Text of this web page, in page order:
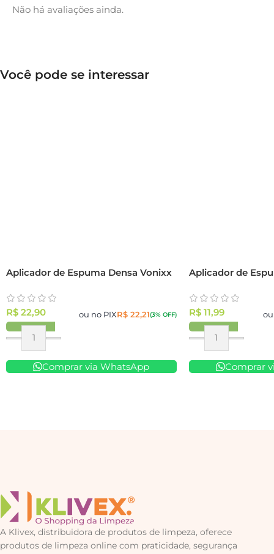
Não há avaliações ainda.
Você pode se interessar
Aplicador de Espuma Densa Vonixx
R$ 22,90 ou no PIXR$22,21(3% OFF)
Comprar via WhatsApp
Aplicador de
R$11,99
Comprar
A Klivex, distribuidora de produtos de limpeza, oferece
produtos de limpeza online com praticidade, segurança